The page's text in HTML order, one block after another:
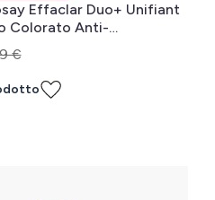
Effaclar Duo+ Unifiant
Colorato Anti-
40 mL
€